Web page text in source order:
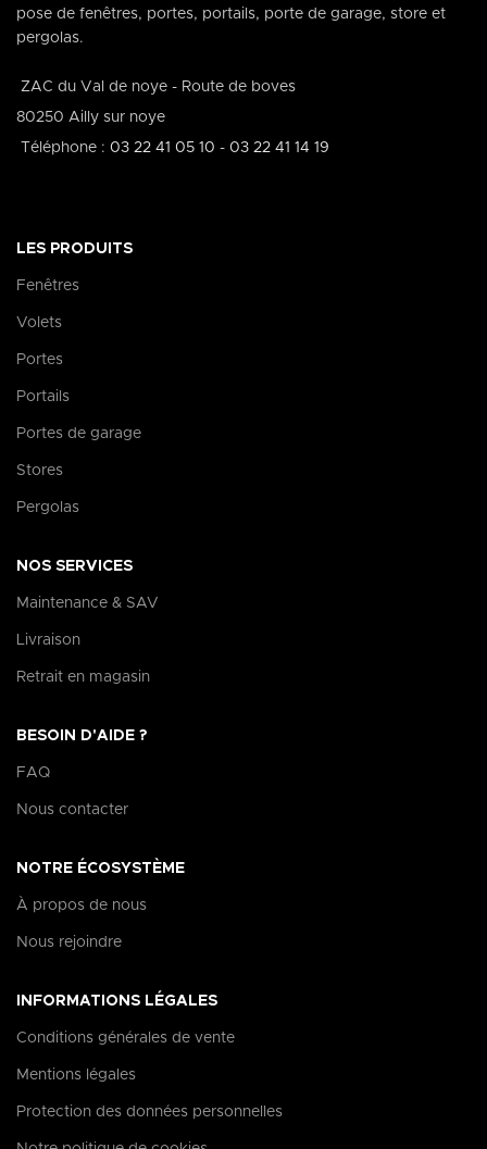
pose de fenêtres, portes, portails, porte de garage, store et
pergolas.
ZAC du Val de noye - Route de boves
80250 Ailly sur noye
Téléphone : 03 22 41 05 10 - 03 22 41 14 19
LES PRODUITS
Fenêtres
Volets
Portes
Portails
Portes de garage
Stores
Pergolas
NOS SERVICES
Maintenance & SAV
Livraison
Retrait en magasin
BESOIN D'AIDE ?
FAQ
Nous contacter
NOTRE ÉCOSYSTÈME
À propos de nous
Nous rejoindre
INFORMATIONS LÉGALES
Conditions générales de vente
Mentions légales
Protection des données personnelles